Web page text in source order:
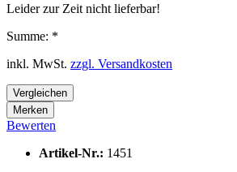
Leider zur Zeit nicht lieferbar!
Summe: *
inkl. MwSt. zzgl. Versandkosten
Vergleichen
Merken
Bewerten
Artikel-Nr.: 1451